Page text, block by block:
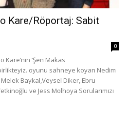
Kare/Röportaj: Sabit
0
Kare’nin ‘Şen Makas
oyunu sahneye koyan Nedim
Baykal,Veysel Diker, Ebru
ve Jess Molhoya Sorularımızı